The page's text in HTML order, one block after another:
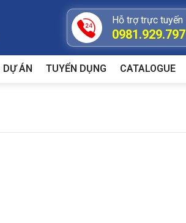
Hỗ trợ trực tuyến
0981.929.797
DỰ ÁN TUYỂN DỤNG CATALOGUE